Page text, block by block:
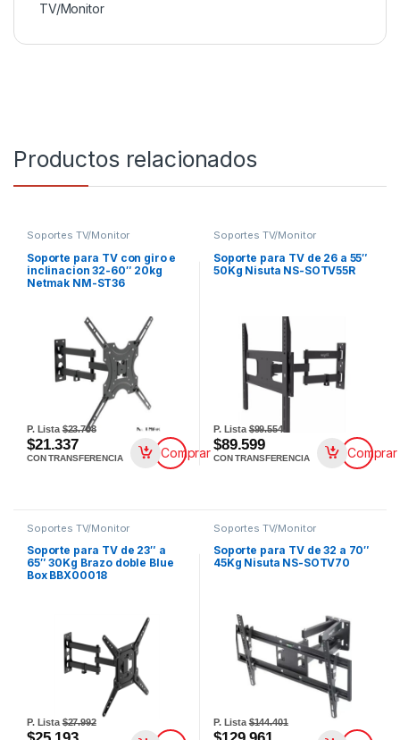
TV/Monitor
Productos relacionados
Soportes TV/Monitor
Soporte para TV con giro e
inclinacion 32-60″ 20kg
Netmak NM-ST36
P. Lista$23.708
$21.337
CON TRANSFERENCIA Comprar
Soportes TV/Monitor
Soporte para TV de 26 a 55″
50Kg Nisuta NS-SOTV55R
P. Lista$99.554
$89.599
CON TRANSFERENCIA Comprar
Soportes TV/Monitor
Soporte para TV de 23″ a
65″ 30Kg Brazo doble Blue
Box BBX00018
P. Lista$27.992
Soportes TV/Monitor
Soporte para TV de 32 a 70″
45Kg Nisuta NS-SOTV70
P. Lista$144.401